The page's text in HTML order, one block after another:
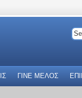
ΓΙΝΕ ΜΕΛΟΣ